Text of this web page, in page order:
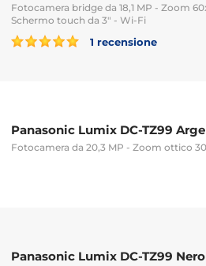
Fotocamera bridge da 18,1 MP - Zoom
Schermo touch da 3" - Wi-Fi
1 recensione
Panasonic Lumix DC-TZ99
Fotocamera da 20,3 MP - Zoom ottico
Panasonic Lumix DC-TZ99 Nero